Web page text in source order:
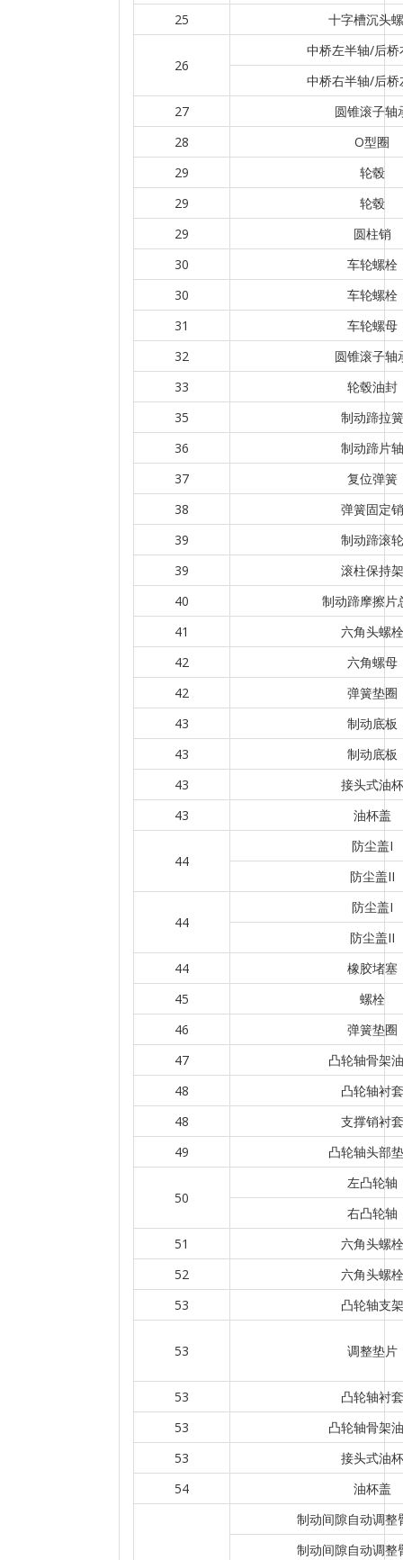
25
十字槽沉头
26
中桥左半轴/后桥
中桥右半轴/后桥
27
圆锥滚子轴
28
O型圈
29
轮毂
29
轮毂
29
圆柱销
30
车轮螺栓
30
车轮螺栓
31
车轮螺母
32
圆锥滚子轴
33
轮毂油封
35
制动蹄拉簧
36
制动蹄片轴
37
复位弹簧
38
弹簧固定销
39
制动蹄滚轮
39
滚柱保持架
40
制动蹄摩擦片
41
六角头螺栓
42
六角螺母
42
弹簧垫圈
43
制动底板
43
制动底板
43
接头式油杯
43
油杯盖
44
防尘盖I
防尘盖II
44
防尘盖I
防尘盖II
44
橡胶堵塞
45
螺栓
46
弹簧垫圈
47
凸轮轴骨架
48
凸轮轴衬套
48
支撑销衬套
49
凸轮轴头部
50
左凸轮轴
右凸轮轴
51
六角头螺栓
52
六角头螺栓
53
凸轮轴支架
53 调整垫片
53
凸轮轴衬套
53
凸轮轴骨架
53
接头式油杯
54
油杯盖
制动间隙自动调整
制动间隙自动调整